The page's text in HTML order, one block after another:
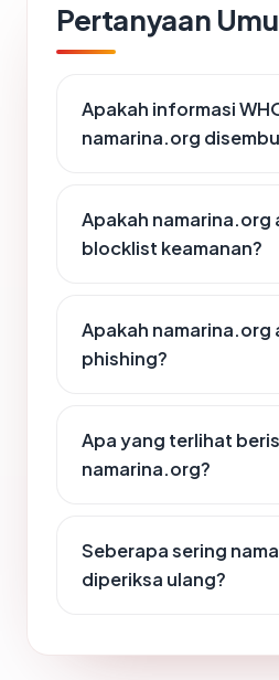
Pertanyaan
Apakah informasi
namarina.org
Apakah namarina.org
blocklist keamanan?
Apakah namarina.org
phishing?
Apa yang terlihat
namarina.org?
Seberapa sering
diperiksa ulang?